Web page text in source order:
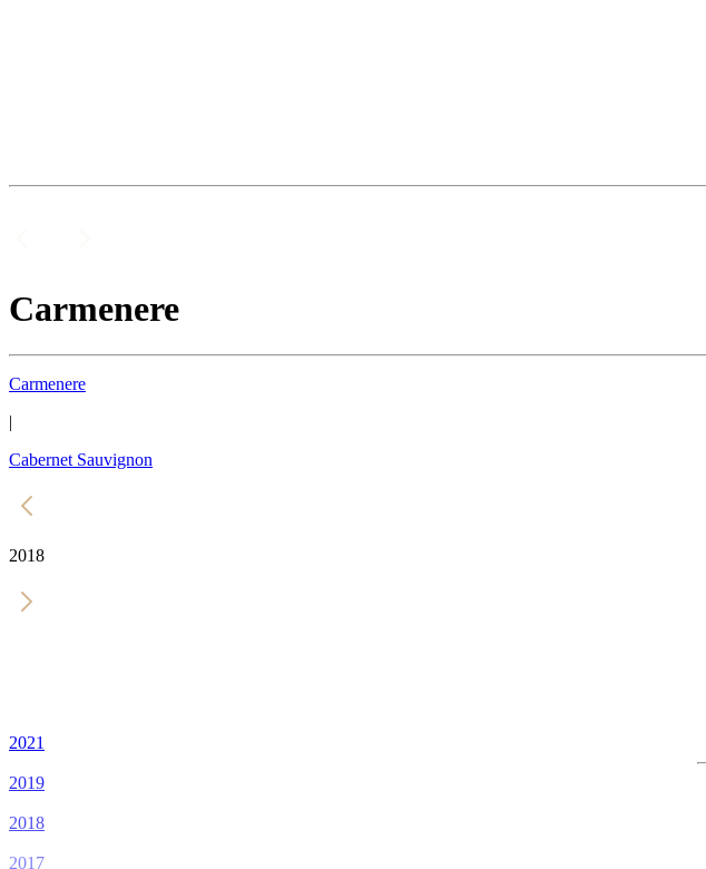
Carmenere
Carmenere
|
Cabernet Sauvignon
2018
2021
2019
2018
2017